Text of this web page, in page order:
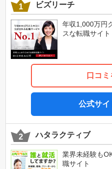
ビズリーチ
年収1,000万円
スな転職サイト
口コ
公式サイ
ハタラクティブ
業界未経験も
職サイト